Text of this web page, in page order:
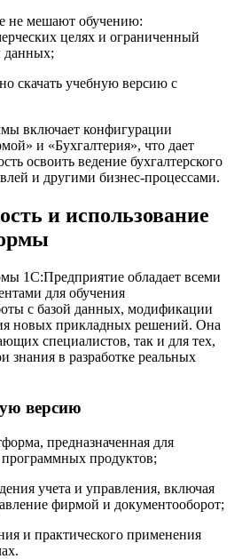
не мешают обучению:
целях и ограниченный
данных;
скачать учебную версию с
включает конфигурации
и «Бухгалтерия», что дает
освоить ведение бухгалтерского
и другими бизнес-процессами.
и использование
1С:Предприятие обладает всеми
для обучения
с базой данных, модификации
новых прикладных решений. Она
специалистов, так и для тех,
знания в разработке реальных
версию
предназначенная для
продуктов;
учета и управления, включая
фирмой и документооборот;
и практического применения